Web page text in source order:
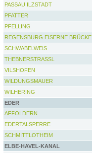
PASSAU ILZSTADT
PFATTER
PFELLING
REGENSBURG EISERNE BRÜCKE
SCHWABELWEIS
THEBNERSTRASSL
VILSHOFEN
WILDUNGSMAUER
WILHERING
EDER
AFFOLDERN
EDERTALSPERRE
SCHMITTLOTHEIM
ELBE-HAVEL-KANAL